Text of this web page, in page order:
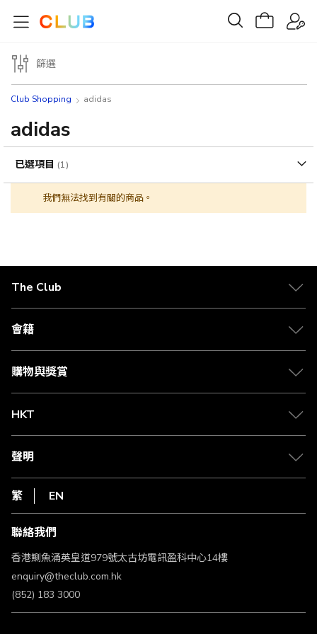
Club Shopping adidas
adidas
我們無法找到有關的商品。
篩選
已選項目
The Club
關於 The Club
合作夥伴
媒體中心
會籍
會籍及專屬禮遇
賺取積分
購物與獎賞
物流與配送
Club Shopping 商品領取站
常見問題
HKT
csl.
1010
HKT
聲明
私隱聲明
使用條款
條款及細則
不歧視及不騷擾聲明
認可牌照及通告
繁 EN
聯絡我們
香港鰂魚涌英皇道979號太古坊電訊盈科中心14樓
enquiry@theclub.com.hk
(852) 183 3000